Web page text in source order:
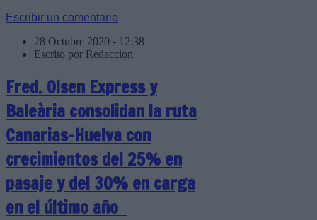
Escribir un comentario
28 Octubre 2020 - 12:38
Escrito por Redaccion
Fred. Olsen Express y
Baleària consolidan la ruta
Canarias-Huelva con
crecimientos del 25% en
pasaje y del 30% en carga
en el último año